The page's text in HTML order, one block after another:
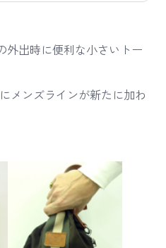
外出時に便利な小さいトー
メンズラインが新たに加わ